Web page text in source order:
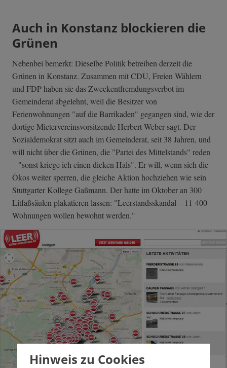
Auch in Konstanz blockieren die
Grünen
Nebenbei bemerkt: Dieselbe Politik betreiben derzeit die
Grünen in Konstanz. Zusammen mit CDU, Freien Wählern
und FDP haben sie das Zweckentfremdungsverbot im
Gemeinderat abgelehnt, weil die Besitzer von
Ferienwohnungen "auf die Barrikaden" gegangen sind, wie der
dortige Mietervereinsvorsitzende Herbert Weber sagt. Der
Sozialdemokrat sitzt auch im Gemeinderat, seit 38 Jahren, und
will nicht über die Grünen, die "Partei des Mittelstands" reden
– "sonst kriege ich einen dicken Hals". Er will, wenn sich die
Ökos weiter sperren, die gleiche Aktion hochziehen wie sein
Stuttgarter Kollege Gaßmann. Der hatte im Oktober an 300
Litfaßsäulen plakatieren lassen: "Leerstandsskandal – 11 400
Wohnungen wollen bewohnt werden."
Hinweis zu Cookies